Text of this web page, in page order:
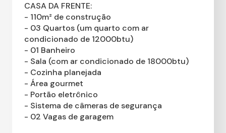
CASA DA FRENTE:
- 110m² de construção
- 03 Quartos (um quarto com ar
condicionado de 12000btu)
- 01 Banheiro
- Sala (com ar condicionado de 18000btu)
- Cozinha planejada
- Área gourmet
- Portão eletrônico
- Sistema de câmeras de segurança
- 02 Vagas de garagem